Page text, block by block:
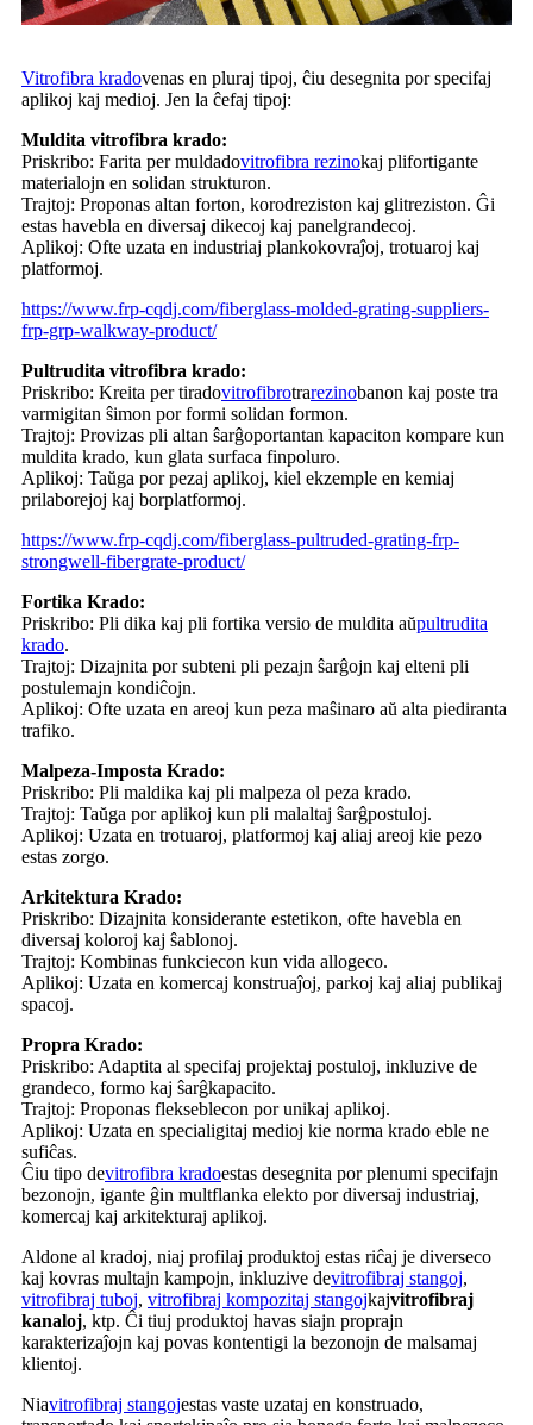
Vitrofibra kradovenas en pluraj tipoj, ĉiu desegnita por specifaj
aplikoj kaj medioj. Jen la ĉefaj tipoj:
Muldita vitrofibra krado:
Priskribo: Farita per muldadovitrofibra rezinokaj plifortigante
materialojn en solidan strukturon.
Trajtoj: Proponas altan forton, korodreziston kaj glitreziston. Ĝi
estas havebla en diversaj dikecoj kaj panelgrandecoj.
Aplikoj: Ofte uzata en industriaj plankokovraĵoj, trotuaroj kaj
platformoj.
https://www.frp-cqdj.com/fiberglass-molded-grating-suppliers-
frp-grp-walkway-product/
Pultrudita vitrofibra krado:
Priskribo: Kreita per tiradovitrofibrotrarezinobanon kaj poste tra
varmigitan ŝimon por formi solidan formon.
Trajtoj: Provizas pli altan ŝarĝoportantan kapaciton kompare kun
muldita krado, kun glata surfaca finpoluro.
Aplikoj: Taŭga por pezaj aplikoj, kiel ekzemple en kemiaj
prilaborejoj kaj borplatformoj.
https://www.frp-cqdj.com/fiberglass-pultruded-grating-frp-
strongwell-fibergrate-product/
Fortika Krado:
Priskribo: Pli dika kaj pli fortika versio de muldita aŭpultrudita
krado.
Trajtoj: Dizajnita por subteni pli pezajn ŝarĝojn kaj elteni pli
postulemajn kondiĉojn.
Aplikoj: Ofte uzata en areoj kun peza maŝinaro aŭ alta piediranta
trafiko.
Malpeza-Imposta Krado:
Priskribo: Pli maldika kaj pli malpeza ol peza krado.
Trajtoj: Taŭga por aplikoj kun pli malaltaj ŝarĝpostuloj.
Aplikoj: Uzata en trotuaroj, platformoj kaj aliaj areoj kie pezo
estas zorgo.
Arkitektura Krado:
Priskribo: Dizajnita konsiderante estetikon, ofte havebla en
diversaj koloroj kaj ŝablonoj.
Trajtoj: Kombinas funkciecon kun vida allogeco.
Aplikoj: Uzata en komercaj konstruaĵoj, parkoj kaj aliaj publikaj
spacoj.
Propra Krado:
Priskribo: Adaptita al specifaj projektaj postuloj, inkluzive de
grandeco, formo kaj ŝarĝkapacito.
Trajtoj: Proponas flekseblecon por unikaj aplikoj.
Aplikoj: Uzata en specialigitaj medioj kie norma krado eble ne
sufiĉas.
Ĉiu tipo devitrofibra kradoestas desegnita por plenumi specifajn
bezonojn, igante ĝin multflanka elekto por diversaj industriaj,
komercaj kaj arkitekturaj aplikoj.
Aldone al kradoj, niaj profilaj produktoj estas riĉaj je diverseco
kaj kovras multajn kampojn, inkluzive devitrofibraj stangoj,
vitrofibraj tuboj, vitrofibraj kompozitaj stangojkajvitrofibraj
kanaloj, ktp. Ĉi tiuj produktoj havas siajn proprajn
karakterizaĵojn kaj povas kontentigi la bezonojn de malsamaj
klientoj.
Niavitrofibraj stangojestas vaste uzataj en konstruado,